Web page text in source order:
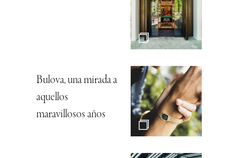
Bulova, una mirada a
aquellos
maravillosos años